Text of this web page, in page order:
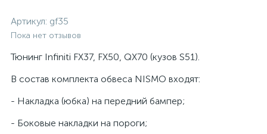
Артикул: gf35
Пока нет отзывов
Тюнинг Infiniti FX37, FX50, QX70 (кузов S51).
В состав комплекта обвеса NISMO входят:
- Накладка (юбка) на передний бампер;
- Боковые накладки на пороги;